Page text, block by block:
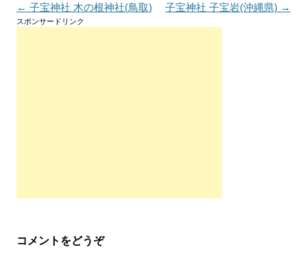
投
稿
← 子宝神社 木の根神社(鳥取) 子宝神社 子宝岩(沖縄県) →
スポンサードリンク
コメントをどうぞ